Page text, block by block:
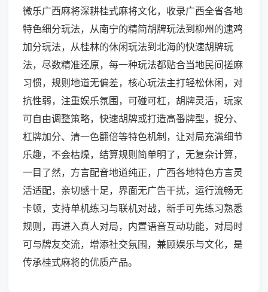
微乐广西麻将深耕桂式麻将文化，收录广西全省各地
特色细分玩法，从南宁的精简胡牌玩法到柳州的逮鸡
加分玩法，从桂林的休闲玩法到北海的快速胡牌玩
法，尽数精准还原，每一种玩法都贴合当地民间搓麻
习惯，规则地道无偏差，核心玩法主打轻松休闲，对
抗性弱，注重娱乐氛围，可碰可杠，胡牌灵活，玩家
可自由调整策略，快速胡牌或打造高番牌型，捉分、
杠牌加分、清一色翻倍等特色机制，让对局充满细节
乐趣，不会枯燥，结算规则简单明了，无复杂计算，
一目了然，方言配音地道纯正，广西各地特色方言灵
活适配，亲切感十足，界面无广告干扰，运行流畅无
卡顿，支持单机练习与联机对战，新手可先练习熟悉
规则，再进入真人对局，内置语音互动功能，对局时
可与牌友交流，增添社交氛围，兼顾娱乐与文化，是
传承桂式麻将的优质产品。